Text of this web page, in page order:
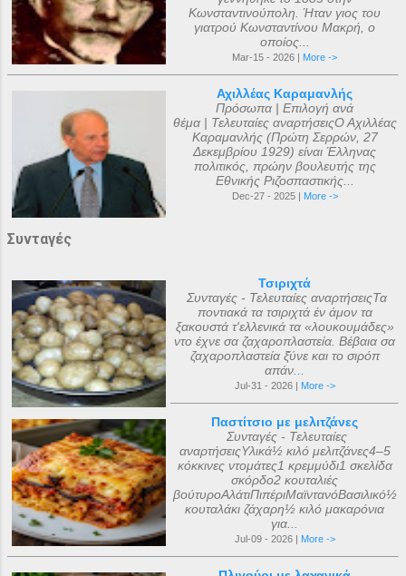
Κωνσταντινούπολη. Ήταν γιος του
γιατρού Κωνσταντίνου Μακρή, ο
οποίος...
Mar-15 - 2026 | More ->
Αχιλλέας Καραμανλής
Πρόσωπα | Επιλογή ανά
θέμα | Τελευταίες αναρτήσειςΟ Αχιλλέας
Καραμανλής (Πρώτη Σερρών, 27
Δεκεμβρίου 1929) είναι Έλληνας
πολιτικός, πρώην βουλευτής της
Εθνικής Ριζοσπαστικής...
Dec-27 - 2025 | More ->
Συνταγές
Τσιριχτά
Συνταγές - Τελευταίες αναρτήσειςΤα
ποντιακά τα τσιριχτά έν άμον τα
ξακουστά τ'ελλενικά τα «λουκουμάδες»
ντο έχνε σα ζαχαροπλαστεία. Βέβαια σα
ζαχαροπλαστεία ξ̌ύνε και το σιρόπ
απάν...
Jul-31 - 2026 | More ->
Παστίτσιο με μελιτζάνες
Συνταγές - Τελευταίες
αναρτήσειςΥλικά½ κιλό μελιτζάνες4–5
κόκκινες ντομάτες1 κρεμμύδι1 σκελίδα
σκόρδο2 κουταλιές
βούτυροΑλάτιΠιπέριΜαϊντανόΒασιλικό½
κουταλάκι ζάχαρη½ κιλό μακαρόνια
για...
Jul-09 - 2026 | More ->